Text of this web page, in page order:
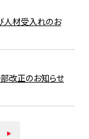
人材受入れのお
部改正のお知らせ